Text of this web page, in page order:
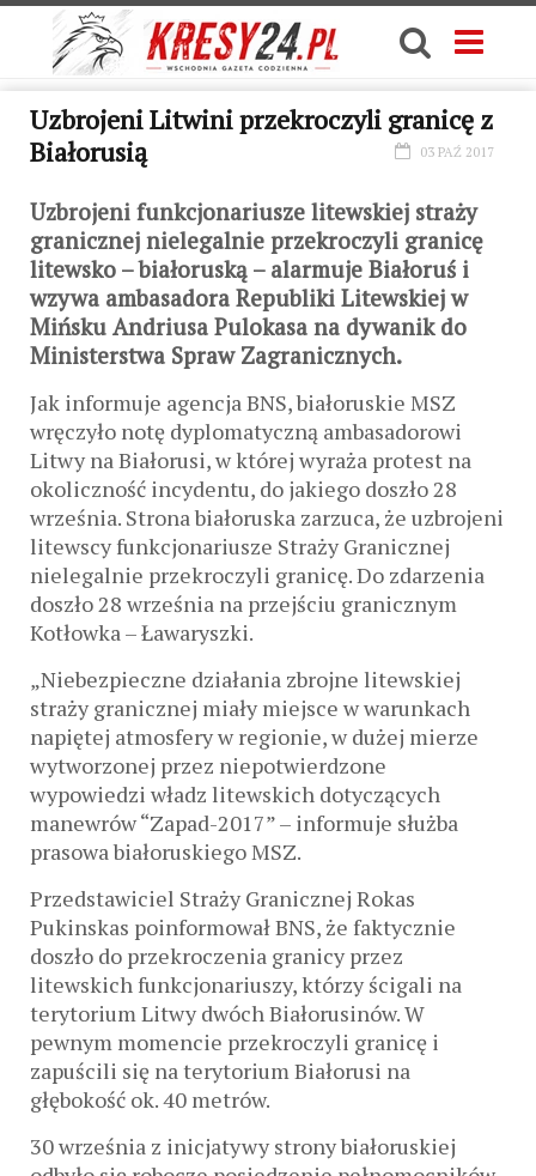
Uzbrojeni Litwini przekroczyli granicę z
Białorusią
03 PAŹ 2017
Uzbrojeni funkcjonariusze litewskiej straży
granicznej nielegalnie przekroczyli granicę
litewsko – białoruską – alarmuje Białoruś i
wzywa ambasadora Republiki Litewskiej w
Mińsku Andriusa Pulokasa na dywanik do
Ministerstwa Spraw Zagranicznych.
Jak informuje agencja BNS, białoruskie MSZ
wręczyło notę dyplomatyczną ambasadorowi
Litwy na Białorusi, w której wyraża protest na
okoliczność incydentu, do jakiego doszło 28
września. Strona białoruska zarzuca, że uzbrojeni
litewscy funkcjonariusze Straży Granicznej
nielegalnie przekroczyli granicę. Do zdarzenia
doszło 28 września na przejściu granicznym
Kotłowka – Ławaryszki.
„Niebezpieczne działania zbrojne litewskiej
straży granicznej miały miejsce w warunkach
napiętej atmosfery w regionie, w dużej mierze
wytworzonej przez niepotwierdzone
wypowiedzi władz litewskich dotyczących
manewrów “Zapad-2017” – informuje służba
prasowa białoruskiego MSZ.
Przedstawiciel Straży Granicznej Rokas
Pukinskas poinformował BNS, że faktycznie
doszło do przekroczenia granicy przez
litewskich funkcjonariuszy, którzy ścigali na
terytorium Litwy dwóch Białorusinów. W
pewnym momencie przekroczyli granicę i
zapuścili się na terytorium Białorusi na
głębokość ok. 40 metrów.
30 września z inicjatywy strony białoruskiej